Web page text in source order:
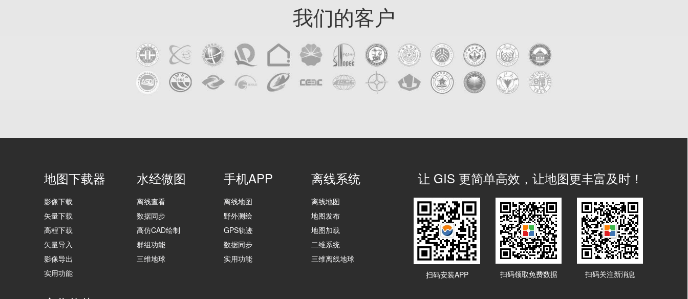
我们的客户
地图下载器
影像下载
矢量下载
高程下载
矢量导入
影像导出
实用功能
水经微图
离线查看
数据同步
高仿CAD绘制
群组功能
三维地球
手机APP
离线地图
野外测绘
GPS轨迹
数据同步
实用功能
离线系统
离线地图
地图发布
地图加载
二维系统
三维离线地球
让 GIS 更简单高效，让地图更丰富及时！
扫码关注新消息
扫码领取免费数据
扫码安装APP